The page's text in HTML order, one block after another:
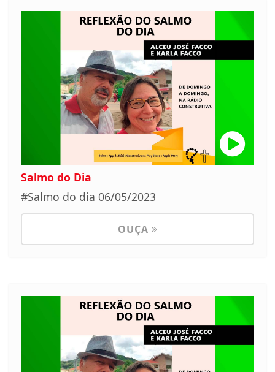
Salmo do Dia
#Salmo do dia 06/05/2023
OUÇA